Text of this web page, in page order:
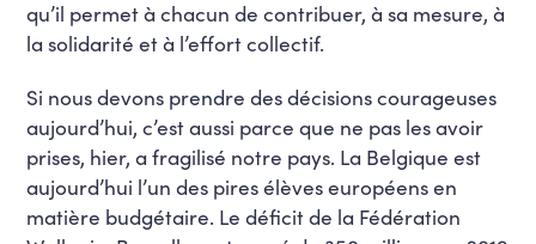
qu’il permet à chacun de contribuer, à sa mesure, à
la solidarité et à l’effort collectif.
Si nous devons prendre des décisions courageuses
aujourd’hui, c’est aussi parce que ne pas les avoir
prises, hier, a fragilisé notre pays. La Belgique est
aujourd’hui l’un des pires élèves européens en
matière budgétaire. Le déficit de la Fédération